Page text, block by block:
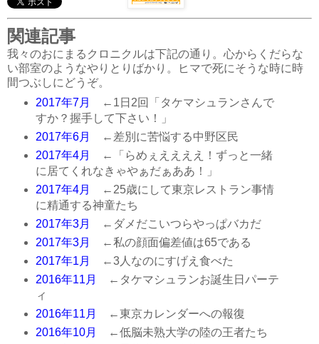
関連記事
我々のおにまるクロニクルは下記の通り。心からくだらな
い部室のようなやりとりばかり。ヒマで死にそうな時に時
間つぶしにどうぞ。
2017年7月
←1日2回「タケマシュランさんで
すか？握手して下さい！」
2017年6月
←差別に苦悩する中野区民
2017年4月
←「らめぇええええ！ずっと一緒
に居てくれなきゃやぁだぁああ！」
2017年4月
←25歳にして東京レストラン事情
に精通する神童たち
2017年3月
←ダメだこいつらやっぱバカだ
2017年3月
←私の顔面偏差値は65である
2017年1月
←3人なのにすげえ食べた
2016年11月
←タケマシュランお誕生日パーテ
ィ
2016年11月
←東京カレンダーへの報復
2016年10月
←低脳未熟大学の陸の王者たち